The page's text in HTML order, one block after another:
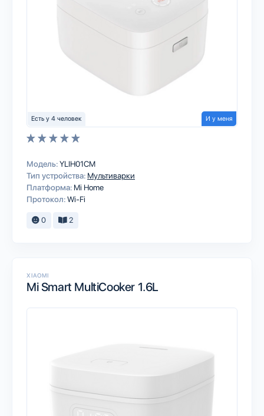
Есть у 4 человек И у меня
Модель:YLIH01CM
Тип устройства: Мультиварки
Платформа: Mi Home
Протокол:Wi-Fi
0 2
XIAOMI
Mi Smart MultiCooker 1.6L